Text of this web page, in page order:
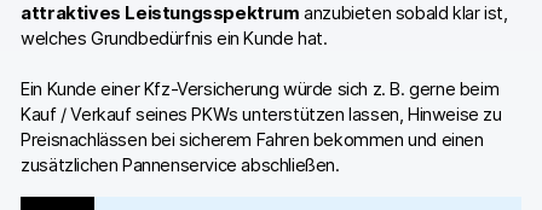
attraktives Leistungsspektrum anzubieten sobald klar ist,
welches Grundbedürfnis ein Kunde hat.
Ein Kunde einer Kfz-Versicherung würde sich z. B. gerne beim
Kauf / Verkauf seines PKWs unterstützen lassen, Hinweise zu
Preisnachlässen bei sicherem Fahren bekommen und einen
zusätzlichen Pannenservice abschließen.